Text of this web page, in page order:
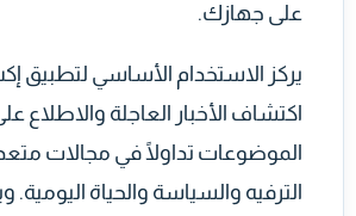
على جهازك.
يركز الاستخدام الأساسي لتطبيق
اكتشاف الأخبار العاجلة والاطلاع
الموضوعات تداولًا في مجالات
الترفيه والسياسة والحياة